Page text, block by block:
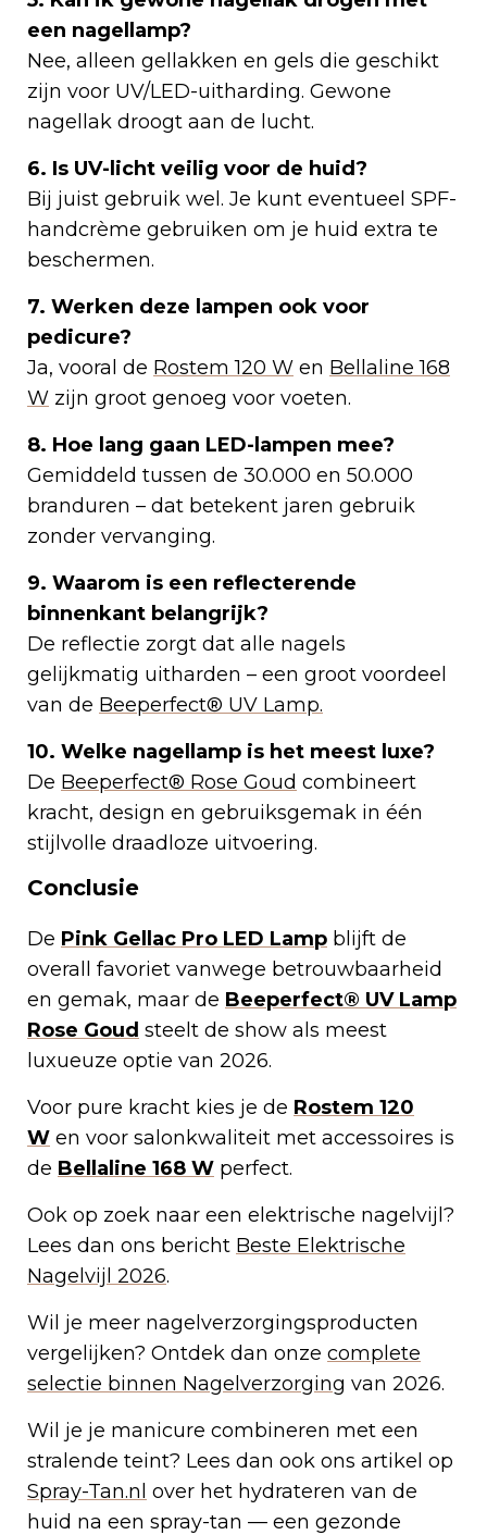
een nagellamp?
Nee, alleen gellakken en gels die geschikt
zijn voor UV/LED-uitharding. Gewone
nagellak droogt aan de lucht.
6. Is UV-licht veilig voor de huid?
Bij juist gebruik wel. Je kunt eventueel SPF-
handcrème gebruiken om je huid extra te
beschermen.
7. Werken deze lampen ook voor
pedicure?
Ja, vooral de Rostem 120 W en Bellaline 168
W zijn groot genoeg voor voeten.
8. Hoe lang gaan LED-lampen mee?
Gemiddeld tussen de 30.000 en 50.000
branduren – dat betekent jaren gebruik
zonder vervanging.
9. Waarom is een reflecterende
binnenkant belangrijk?
De reflectie zorgt dat alle nagels
gelijkmatig uitharden – een groot voordeel
van de Beeperfect® UV Lamp.
10. Welke nagellamp is het meest luxe?
De Beeperfect® Rose Goud combineert
kracht, design en gebruiksgemak in één
stijlvolle draadloze uitvoering.
Conclusie
De Pink Gellac Pro LED Lamp blijft de
overall favoriet vanwege betrouwbaarheid
en gemak, maar de Beeperfect® UV Lamp
Rose Goud steelt de show als meest
luxueuze optie van 2026.
Voor pure kracht kies je de Rostem 120
W en voor salonkwaliteit met accessoires is
de Bellaline 168 W perfect.
Ook op zoek naar een elektrische nagelvijl?
Lees dan ons bericht Beste Elektrische
Nagelvijl 2026.
Wil je meer nagelverzorgingsproducten
vergelijken? Ontdek dan onze complete
selectie binnen Nagelverzorging van 2026.
Wil je je manicure combineren met een
stralende teint? Lees dan ook ons artikel op
Spray-Tan.nl over het hydrateren van de
huid na een spray-tan — een gezonde